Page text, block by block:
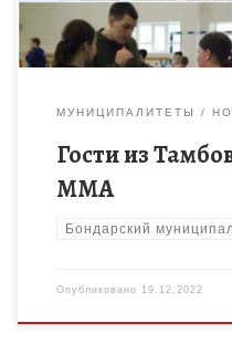
МУНИЦИПАЛИТЕТЫ
Гости из
ММА
Бондарский
Опубликовано 19.12.2022